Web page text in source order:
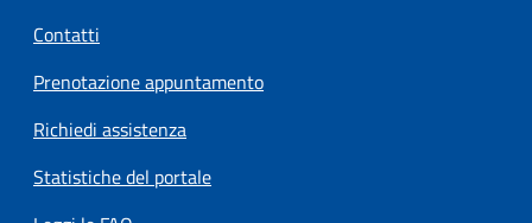
Contatti
Prenotazione appuntamento
Richiedi assistenza
Statistiche del portale